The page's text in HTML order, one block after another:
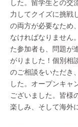
した。留学生との交
力してクイズに挑戦
の両方が必要なため
なければなりません
た参加者も、問題が
がりました！個別相
のご相談をいただき
した。オープンキャ
ございました。皆様
楽しみ、そして海外